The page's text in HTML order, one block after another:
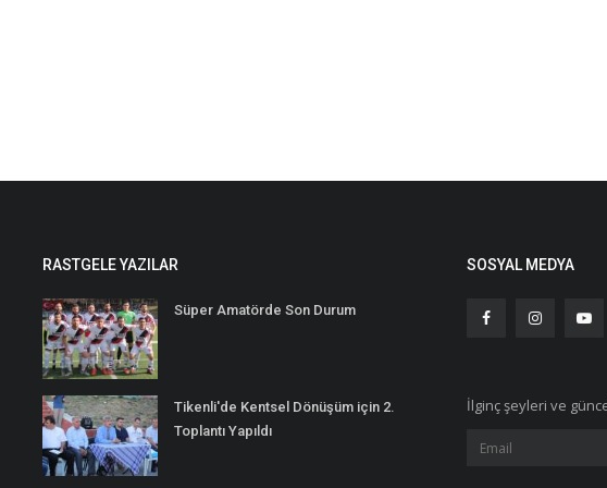
RASTGELE YAZILAR
Süper Amatörde Son Durum
Tikenli'de Kentsel Dönüşüm için 2.
Toplantı Yapıldı
SOSYAL MEDYA
İlginç şeyleri ve